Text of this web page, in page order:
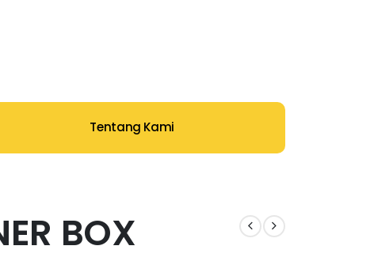
Tentang Kami
BOX